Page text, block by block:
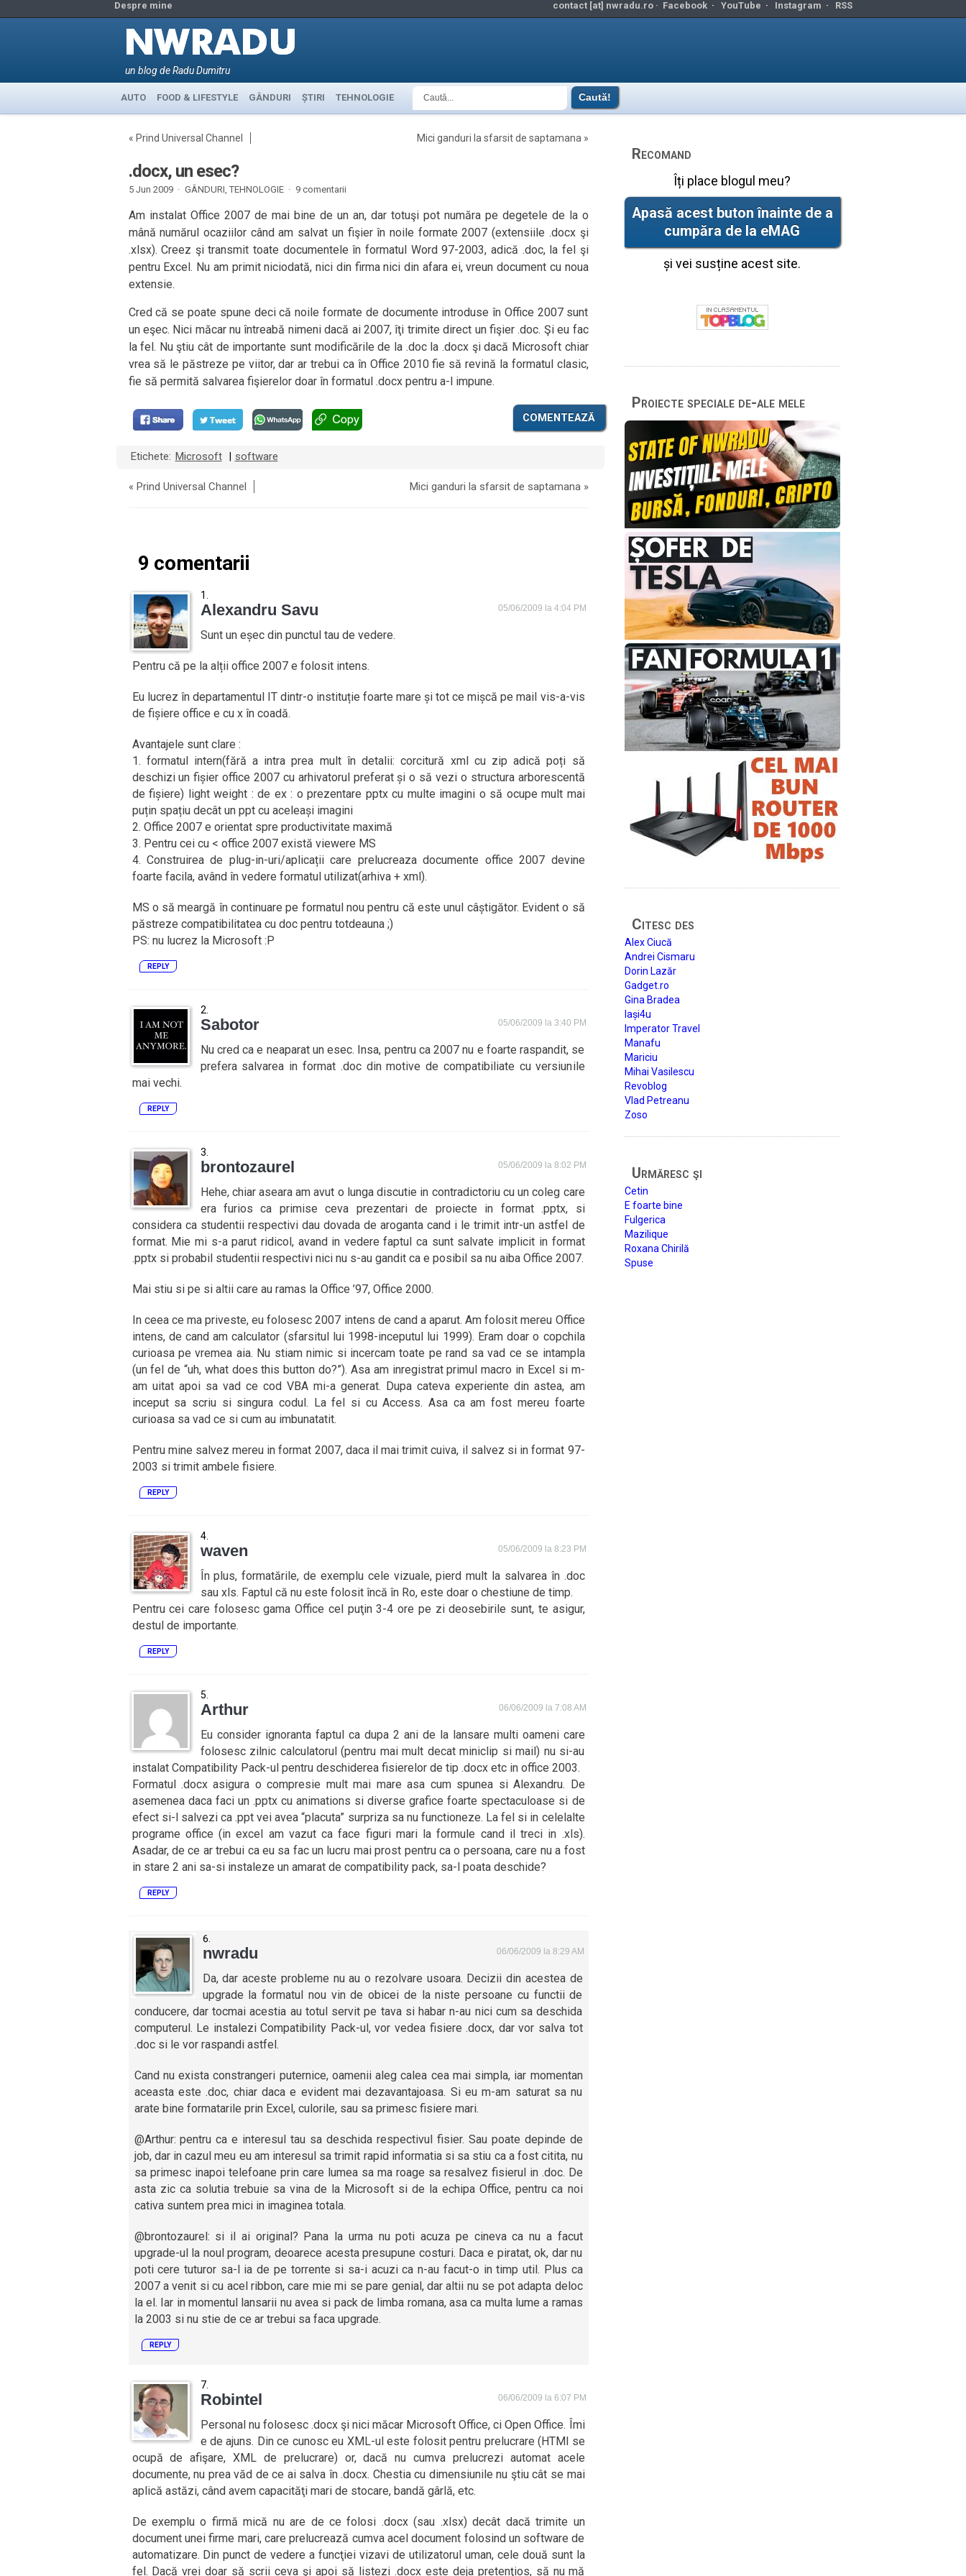
Despre mine contact [at] nwradu.ro · Facebook· YouTube · Instagram · RSS
un blog de Radu Dumitru
AUTO FOOD & LIFESTYLE GÂNDURI ȘTIRI TEHNOLOGIE
« Prind Universal Channel Mici ganduri la sfarsit de saptamana »
.docx, un esec?
5 Jun 2009 · GÂNDURI, TEHNOLOGIE· 9 comentarii
Am instalat Office 2007 de mai bine de un an, dar totuşi pot număra pe degetele de la o
mână numărul ocaziilor când am salvat un fişier în noile formate 2007 (extensiile .docx şi
.xlsx). Creez şi transmit toate documentele în formatul Word 97-2003, adică .doc, la fel şi
pentru Excel. Nu am primit niciodată, nici din firma nici din afara ei, vreun document cu noua
extensie.
Cred că se poate spune deci că noile formate de documente introduse în Office 2007 sunt
un eşec. Nici măcar nu întreabă nimeni dacă ai 2007, îţi trimite direct un fişier .doc. Şi eu fac
la fel. Nu ştiu cât de importante sunt modificările de la .doc la .docx şi dacă Microsoft chiar
vrea să le păstreze pe viitor, dar ar trebui ca în Office 2010 fie să revină la formatul clasic,
fie să permită salvarea fişierelor doar în formatul .docx pentru a-l impune.
COMENTEAZĂ
Etichete: Microsoft software
« Prind Universal Channel Mici ganduri la sfarsit de saptamana»
9 comentarii
Alexandru Savu 05/06/2009 la 4:04 PM
Sunt un eșec din punctul tau de vedere.
Pentru că pe la alții office 2007 e folosit intens.
Eu lucrez în departamentul IT dintr-o instituție foarte mare și tot ce mișcă pe mail vis-a-vis
de fișiere office e cu x în coadă.
Avantajele sunt clare :
1. formatul intern(fără a intra prea mult în detalii: corcitură xml cu zip adică poți să
deschizi un fișier office 2007 cu arhivatorul preferat și o să vezi o structura arborescentă
de fișiere) light weight : de ex : o prezentare pptx cu multe imagini o să ocupe mult mai
puțin spațiu decât un ppt cu aceleași imagini
2. Office 2007 e orientat spre productivitate maximă
3. Pentru cei cu < office 2007 există viewere MS
4. Construirea de plug-in-uri/aplicații care prelucreaza documente office 2007 devine
foarte facila, având în vedere formatul utilizat(arhiva + xml).
MS o să meargă în continuare pe formatul nou pentru că este unul câștigător. Evident o să
păstreze compatibilitatea cu doc pentru totdeauna ;)
PS: nu lucrez la Microsoft :P
REPLY
Sabotor 05/06/2009 la 3:40 PM
Nu cred ca e neaparat un esec. Insa, pentru ca 2007 nu e foarte raspandit, se
prefera salvarea in format .doc din motive de compatibiliate cu versiunile
mai vechi.
REPLY
brontozaurel 05/06/2009 la 8:02 PM
Hehe, chiar aseara am avut o lunga discutie in contradictoriu cu un coleg care
era furios ca primise ceva prezentari de proiecte in format .pptx, si
considera ca studentii respectivi dau dovada de aroganta cand i le trimit intr-un astfel de
format. Mie mi s-a parut ridicol, avand in vedere faptul ca sunt salvate implicit in format
.pptx si probabil studentii respectivi nici nu s-au gandit ca e posibil sa nu aiba Office 2007.
Mai stiu si pe si altii care au ramas la Office ’97, Office 2000.
In ceea ce ma priveste, eu folosesc 2007 intens de cand a aparut. Am folosit mereu Office
intens, de cand am calculator (sfarsitul lui 1998-inceputul lui 1999). Eram doar o copchila
curioasa pe vremea aia. Nu stiam nimic si incercam toate pe rand sa vad ce se intampla
(un fel de “uh, what does this button do?”). Asa am inregistrat primul macro in Excel si m-
am uitat apoi sa vad ce cod VBA mi-a generat. Dupa cateva experiente din astea, am
inceput sa scriu si singura codul. La fel si cu Access. Asa ca am fost mereu foarte
curioasa sa vad ce si cum au imbunatatit.
Pentru mine salvez mereu in format 2007, daca il mai trimit cuiva, il salvez si in format 97-
2003 si trimit ambele fisiere.
REPLY
waven 05/06/2009 la 8:23 PM
În plus, formatările, de exemplu cele vizuale, pierd mult la salvarea în .doc
sau xls. Faptul că nu este folosit încă în Ro, este doar o chestiune de timp.
Pentru cei care folosesc gama Office cel puţin 3-4 ore pe zi deosebirile sunt, te asigur,
destul de importante.
REPLY
Arthur 06/06/2009 la 7:08 AM
Eu consider ignoranta faptul ca dupa 2 ani de la lansare multi oameni care
folosesc zilnic calculatorul (pentru mai mult decat miniclip si mail) nu si-au
instalat Compatibility Pack-ul pentru deschiderea fisierelor de tip .docx etc in office 2003.
Formatul .docx asigura o compresie mult mai mare asa cum spunea si Alexandru. De
asemenea daca faci un .pptx cu animations si diverse grafice foarte spectaculoase si de
efect si-l salvezi ca .ppt vei avea “placuta” surpriza sa nu functioneze. La fel si in celelalte
programe office (in excel am vazut ca face figuri mari la formule cand il treci in .xls).
Asadar, de ce ar trebui ca eu sa fac un lucru mai prost pentru ca o persoana, care nu a fost
in stare 2 ani sa-si instaleze un amarat de compatibility pack, sa-l poata deschide?
REPLY
nwradu 06/06/2009 la 8:29 AM
Da, dar aceste probleme nu au o rezolvare usoara. Decizii din acestea de
upgrade la formatul nou vin de obicei de la niste persoane cu functii de
conducere, dar tocmai acestia au totul servit pe tava si habar n-au nici cum sa deschida
computerul. Le instalezi Compatibility Pack-ul, vor vedea fisiere .docx, dar vor salva tot
.doc si le vor raspandi astfel.
Cand nu exista constrangeri puternice, oamenii aleg calea cea mai simpla, iar momentan
aceasta este .doc, chiar daca e evident mai dezavantajoasa. Si eu m-am saturat sa nu
arate bine formatarile prin Excel, culorile, sau sa primesc fisiere mari.
@Arthur: pentru ca e interesul tau sa deschida respectivul fisier. Sau poate depinde de
job, dar in cazul meu eu am interesul sa trimit rapid informatia si sa stiu ca a fost citita, nu
sa primesc inapoi telefoane prin care lumea sa ma roage sa resalvez fisierul in .doc. De
asta zic ca solutia trebuie sa vina de la Microsoft si de la echipa Office, pentru ca noi
cativa suntem prea mici in imaginea totala.
@brontozaurel: si il ai original? Pana la urma nu poti acuza pe cineva ca nu a facut
upgrade-ul la noul program, deoarece acesta presupune costuri. Daca e piratat, ok, dar nu
poti cere tuturor sa-l ia de pe torrente si sa-i acuzi ca n-au facut-o in timp util. Plus ca
2007 a venit si cu acel ribbon, care mie mi se pare genial, dar altii nu se pot adapta deloc
la el. Iar in momentul lansarii nu avea si pack de limba romana, asa ca multa lume a ramas
la 2003 si nu stie de ce ar trebui sa faca upgrade.
REPLY
Robintel 06/06/2009 la 6:07 PM
Personal nu folosesc .docx şi nici măcar Microsoft Office, ci Open Office. Îmi
e de ajuns. Din ce cunosc eu XML-ul este folosit pentru prelucrare (HTMl se
ocupă de afişare, XML de prelucrare) or, dacă nu cumva prelucrezi automat acele
documente, nu prea văd de ce ai salva în .docx. Chestia cu dimensiunile nu ştiu cât se mai
aplică astăzi, când avem capacităţi mari de stocare, bandă gârlă, etc.
De exemplu o firmă mică nu are de ce folosi .docx (sau .xlsx) decât dacă trimite un
document unei firme mari, care prelucrează cumva acel document folosind un software de
automatizare. Din punct de vedere a funcţiei vizavi de utilizatorul uman, cele două sunt la
fel. Dacă vrei doar să scrii ceva şi apoi să listezi .docx este deja pretenţios, să nu mă
Recomand
Îți place blogul meu?
Apasă acest buton înainte de a
cumpăra de la eMAG
și vei susține acest site.
Proiecte speciale de-ale mele
Citesc des
Alex Ciucă
Andrei Cismaru
Dorin Lazăr
Gadget.ro
Gina Bradea
Iași4u
Imperator Travel
Manafu
Mariciu
Mihai Vasilescu
Revoblog
Vlad Petreanu
Zoso
Urmăresc şi
Cetin
E foarte bine
Fulgerica
Mazilique
Roxana Chirilă
Spuse